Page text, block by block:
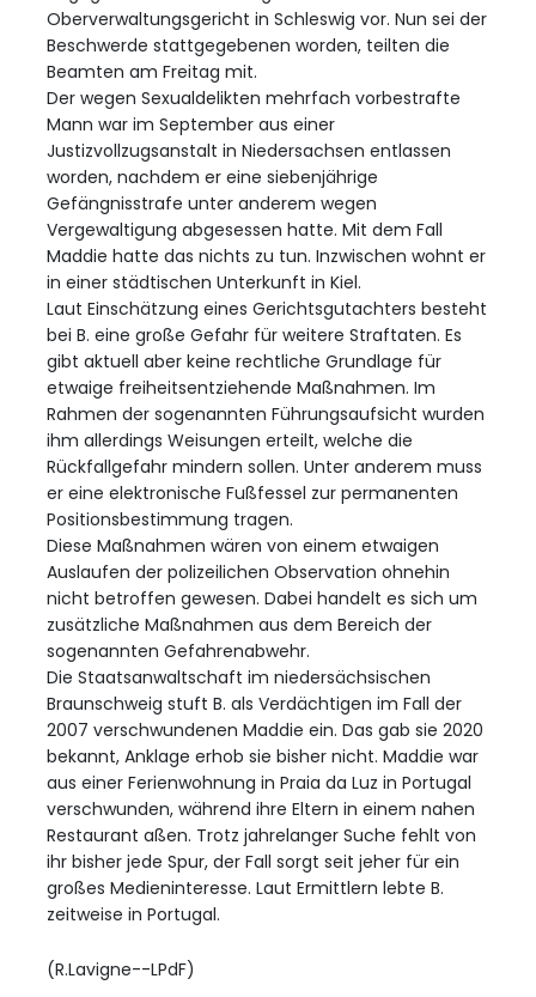
Oberverwaltungsgericht in Schleswig vor. Nun sei der
Beschwerde stattgegebenen worden, teilten die
Beamten am Freitag mit.
Der wegen Sexualdelikten mehrfach vorbestrafte
Mann war im September aus einer
Justizvollzugsanstalt in Niedersachsen entlassen
worden, nachdem er eine siebenjährige
Gefängnisstrafe unter anderem wegen
Vergewaltigung abgesessen hatte. Mit dem Fall
Maddie hatte das nichts zu tun. Inzwischen wohnt er
in einer städtischen Unterkunft in Kiel.
Laut Einschätzung eines Gerichtsgutachters besteht
bei B. eine große Gefahr für weitere Straftaten. Es
gibt aktuell aber keine rechtliche Grundlage für
etwaige freiheitsentziehende Maßnahmen. Im
Rahmen der sogenannten Führungsaufsicht wurden
ihm allerdings Weisungen erteilt, welche die
Rückfallgefahr mindern sollen. Unter anderem muss
er eine elektronische Fußfessel zur permanenten
Positionsbestimmung tragen.
Diese Maßnahmen wären von einem etwaigen
Auslaufen der polizeilichen Observation ohnehin
nicht betroffen gewesen. Dabei handelt es sich um
zusätzliche Maßnahmen aus dem Bereich der
sogenannten Gefahrenabwehr.
Die Staatsanwaltschaft im niedersächsischen
Braunschweig stuft B. als Verdächtigen im Fall der
2007 verschwundenen Maddie ein. Das gab sie 2020
bekannt, Anklage erhob sie bisher nicht. Maddie war
aus einer Ferienwohnung in Praia da Luz in Portugal
verschwunden, während ihre Eltern in einem nahen
Restaurant aßen. Trotz jahrelanger Suche fehlt von
ihr bisher jede Spur, der Fall sorgt seit jeher für ein
großes Medieninteresse. Laut Ermittlern lebte B.
zeitweise in Portugal.
(R.Lavigne--LPdF)